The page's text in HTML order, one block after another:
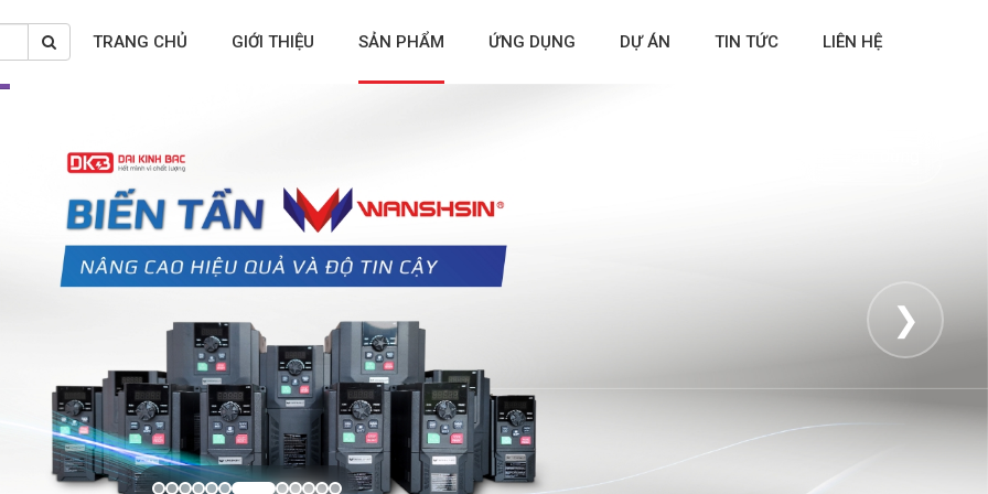
TRANG CHỦ GIỚI THIỆU SẢN PHẨM ỨNG DỤNG DỰ ÁN TIN TỨC LIÊN HỆ
❯